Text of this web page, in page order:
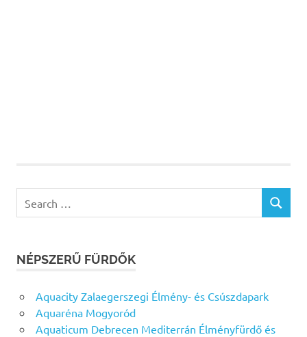
for:
SEARCH
NÉPSZERŰ FÜRDŐK
Aquacity Zalaegerszegi Élmény- és Csúszdapark
Aquaréna Mogyoród
Aquaticum Debrecen Mediterrán Élményfürdő és